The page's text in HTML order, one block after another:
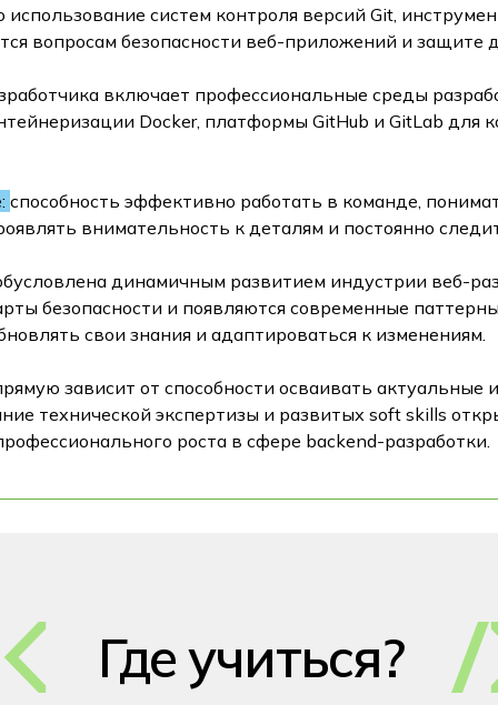
систем контроля версий Git,
вопросам безопасности веб-приложений и защите
включает профессиональные среды
Docker, платформы GitHub и GitLab
способность эффективно работать в команде,
внимательность к деталям и постоянно
динамичным развитием индустрии веб-
безопасности и появляются современные
свои знания и адаптироваться к изменениям.
зависит от способности осваивать
технической экспертизы и развитых soft skills
роста в сфере backend-разработки.
Где учиться?